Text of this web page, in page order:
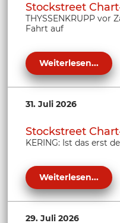
Stockstreet
THYSSENKRUPP vor
Fahrt auf
Weiterlesen...
31. Juli 2026
Stockstreet
KERING: Ist das erst
Weiterlesen...
29. Juli 2026